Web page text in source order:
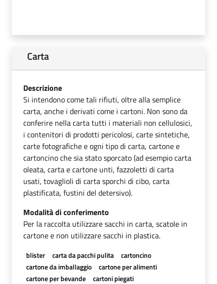
Carta
Descrizione
Si intendono come tali rifiuti, oltre alla semplice
carta, anche i derivati come i cartoni. Non sono da
conferire nella carta tutti i materiali non cellulosici,
i contenitori di prodotti pericolosi, carte sintetiche,
carte fotografiche e ogni tipo di carta, cartone e
cartoncino che sia stato sporcato (ad esempio carta
oleata, carta e cartone unti, fazzoletti di carta
usati, tovaglioli di carta sporchi di cibo, carta
plastificata, fustini del detersivo).
Modalità di conferimento
Per la raccolta utilizzare sacchi in carta, scatole in
cartone e non utilizzare sacchi in plastica.
blister carta da pacchi pulita
cartoncino
cartone da imballaggio
cartone per alimenti
cartone per bevande
cartoni piegati